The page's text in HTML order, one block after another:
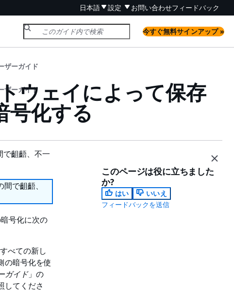
日本語 設定 お問い合わせフィードバック
今すぐ無料サインアップ »
ザーガイド
ザーガイド
ウェイによって保存
号化する
で齟齬、不一
で齟齬、
号化に次の
べての新し
の暗号化を使
ガイド」の
してくださ
このページは役に立ちました
か?
はい
いいえ
フィードバックを送信